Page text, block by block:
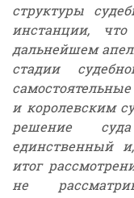
структуры
инстанции,
дальнейшем
стадии
и королевским
решение
единственный
итог
не